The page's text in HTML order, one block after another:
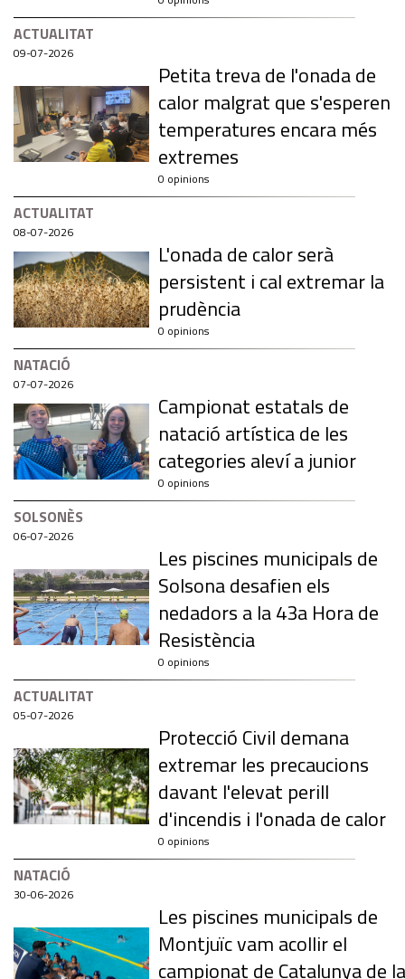
ACTUALITAT
09-07-2026
Petita treva de l'onada de
calor malgrat que s'esperen
temperatures encara més
extremes
0 opinions
ACTUALITAT
08-07-2026
L'onada de calor serà
persistent i cal extremar la
prudència
0 opinions
NATACIÓ
07-07-2026
Campionat estatals de
natació artística de les
categories aleví a junior
0 opinions
SOLSONÈS
06-07-2026
Les piscines municipals de
Solsona desafien els
nedadors a la 43a Hora de
Resistència
0 opinions
ACTUALITAT
05-07-2026
Protecció Civil demana
extremar les precaucions
davant l'elevat perill
d'incendis i l'onada de calor
0 opinions
NATACIÓ
30-06-2026
Les piscines municipals de
Montjuïc vam acollir el
campionat de Catalunya de la